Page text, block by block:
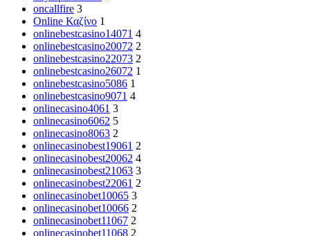
oncallfire 3
Online Καζίνο 1
onlinebestcasino14071 4
onlinebestcasino20072 2
onlinebestcasino22073 2
onlinebestcasino26072 1
onlinebestcasino5086 1
onlinebestcasino9071 4
onlinecasino4061 3
onlinecasino6062 5
onlinecasino8063 2
onlinecasinobest19061 2
onlinecasinobest20062 4
onlinecasinobest21063 3
onlinecasinobest22061 2
onlinecasinobet10065 3
onlinecasinobet10066 2
onlinecasinobet11067 2
onlinecasinobet11068 2